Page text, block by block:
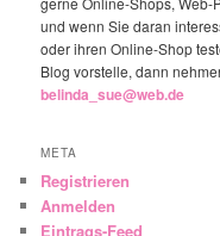
und wenn Sie daran
oder ihren Online-Shop
Blog vorstelle, dann
belinda_sue@web.de
META
Registrieren
Anmelden
Eintrags-Feed